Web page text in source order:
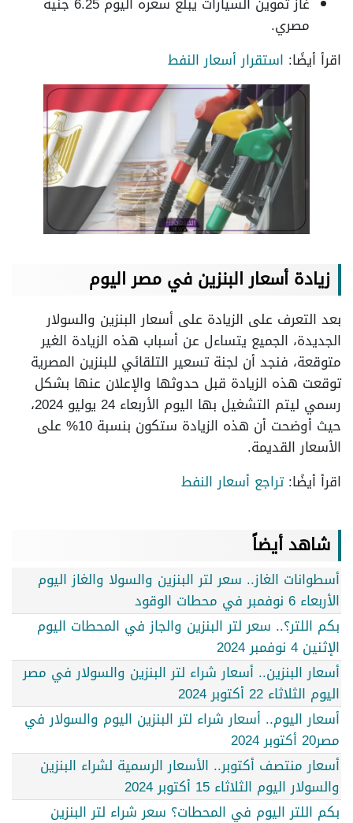
مصري.
اقرأ أيضًا: استقرار أسعار النفط
زيادة أسعار البنزين في مصر اليوم
بعد التعرف على الزيادة على أسعار البنزين والسولار
الجديدة، الجميع يتساءل عن أسباب هذه الزيادة الغير
متوقعة، فنجد أن لجنة تسعير التلقائي للبنزين المصرية
توقعت هذه الزيادة قبل حدوثها والإعلان عنها بشكل
رسمي ليتم التشغيل بها اليوم الأربعاء 24 يوليو 2024،
حيث أوضحت أن هذه الزيادة ستكون بنسبة 10% على
الأسعار القديمة.
اقرأ أيضًا:تراجع أسعار النفط
شاهد أيضاً
أسطوانات الغاز.. سعر لتر البنزين والسولا والغاز اليوم
الأربعاء 6 نوفمبر في محطات الوقود
بكم اللتر؟.. سعر لتر البنزين والجاز في المحطات اليوم
الإثنين 4 نوفمبر 2024
أسعار البنزين.. أسعار شراء لتر البنزين والسولار في مصر
اليوم الثلاثاء 22 أكتوبر 2024
أسعار اليوم.. أسعار شراء لتر البنزين اليوم والسولار في
مصر20 أكتوبر 2024
أسعار منتصف أكتوبر.. الأسعار الرسمية لشراء البنزين
والسولار اليوم الثلاثاء 15 أكتوبر 2024
بكم اللتر اليوم في المحطات؟ سعر شراء لتر البنزين